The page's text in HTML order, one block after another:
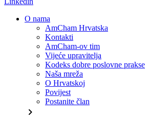
O nama
AmCham Hrvatska
Kontakti
AmCham-ov tim
Vijeće upravitelja
Kodeks dobre poslovne prakse
Naša mreža
O Hrvatskoj
Povijest
Postanite član
chevron_right